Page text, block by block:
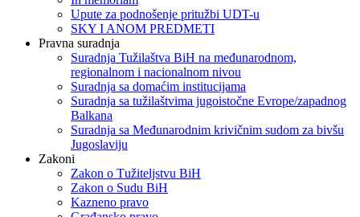
Upute za podnošenje pritužbi UDT-u
SKY I ANOM PREDMETI
Pravna suradnja
Suradnja Tužilaštva BiH na međunarodnom,
regionalnom i nacionalnom nivou
Suradnja sa domaćim institucijama
Suradnja sa tužilaštvima jugoistočne Evrope/zapadnog
Balkana
Suradnja sa Međunarodnim krivičnim sudom za bivšu
Jugoslaviju
Zakoni
Zakon o Тužiteljstvu BiH
Zakon o Sudu BiH
Kazneno pravo